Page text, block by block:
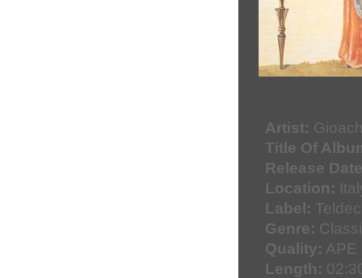
Artist:
Title Of
Release
Location:
Label:
Genre:
Quality: APE
Length: